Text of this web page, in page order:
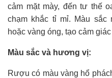
cảm mặt mày, đến tư thế
chạm khắc tỉ mỉ. Màu
hoặc vàng óng, tạo cảm
Màu sắc và hương vị:
Rượu có màu vàng hổ